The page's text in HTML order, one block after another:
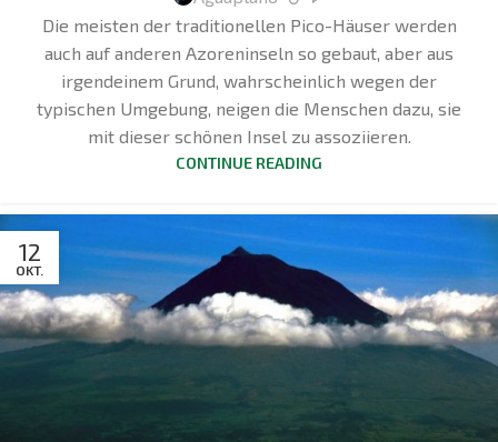
Die meisten der traditionellen Pico-Häuser werden
auch auf anderen Azoreninseln so gebaut, aber aus
irgendeinem Grund, wahrscheinlich wegen der
typischen Umgebung, neigen die Menschen dazu, sie
mit dieser schönen Insel zu assoziieren.
CONTINUE READING
12
OKT.